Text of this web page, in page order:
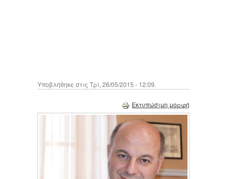
Υποβλήθηκε στις Τρί, 26/05/2015 - 12:09.
Εκτυπώσιμη μορφή